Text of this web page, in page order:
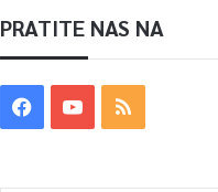
PRATITE NAS NA